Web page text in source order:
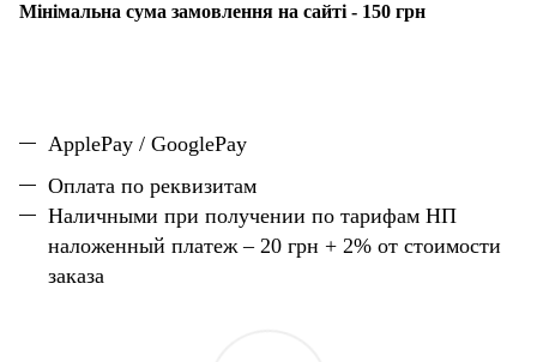
Мінімальна сума замовлення на сайті - 150 грн
ApplePay / GooglePay
Оплата по реквизитам
Наличными при получении по тарифам НП
наложенный платеж – 20 грн + 2% от стоимости
заказа